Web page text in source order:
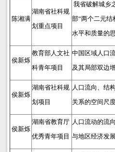
陈湘满
湖南省社科规
划重点项目
我省破解城乡
部“两个二元结
水平和质量的
侯新烁
教育部人文社
科青年项目
中国区域人口
及其局部双边
侯新烁
湖南省社科规
划项目
人口流向、结
关系的空间尺
侯新烁
湖南省教育厅
优秀青年项目
人口流动的流
与地区经济发